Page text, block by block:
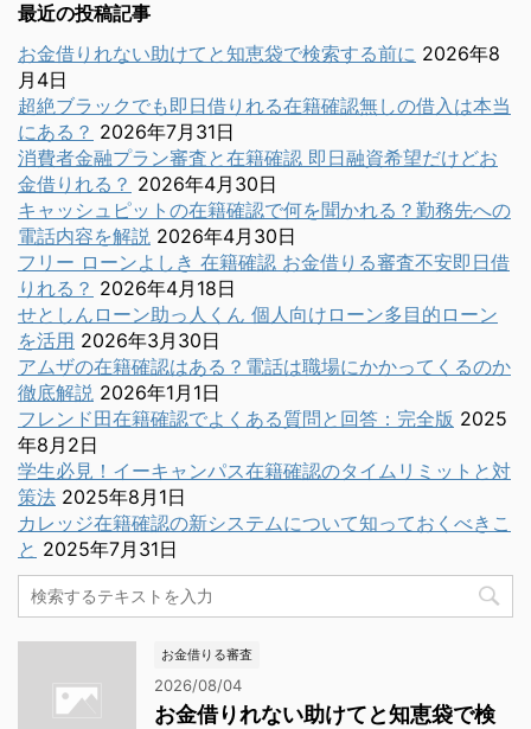
最近の投稿記事
お金借りれない助けてと知恵袋で検索する前に 2026年8
月4日
超絶ブラックでも即日借りれる在籍確認無しの借入は本当
にある？ 2026年7月31日
消費者金融プラン審査と在籍確認 即日融資希望だけどお
金借りれる？ 2026年4月30日
キャッシュピットの在籍確認で何を聞かれる？勤務先への
電話内容を解説 2026年4月30日
フリー ローンよしき 在籍確認 お金借りる審査不安即日借
りれる？ 2026年4月18日
せとしんローン助っ人くん 個人向けローン多目的ローン
を活用 2026年3月30日
アムザの在籍確認はある？電話は職場にかかってくるのか
徹底解説 2026年1月1日
フレンド田在籍確認でよくある質問と回答：完全版 2025
年8月2日
学生必見！イーキャンパス在籍確認のタイムリミットと対
策法 2025年8月1日
カレッジ在籍確認の新システムについて知っておくべきこ
と 2025年7月31日
お金借りる審査
2026/08/04
お金借りれない助けてと知恵袋で検